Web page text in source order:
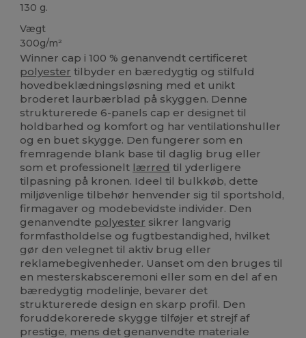
130 g.
Vægt
300g/m²
Winner cap i 100 % genanvendt certificeret
polyester tilbyder en bæredygtig og stilfuld
hovedbeklædningsløsning med et unikt
broderet laurbærblad på skyggen. Denne
strukturerede 6-panels cap er designet til
holdbarhed og komfort og har ventilationshuller
og en buet skygge. Den fungerer som en
fremragende blank base til daglig brug eller
som et professionelt lærred til yderligere
tilpasning på kronen. Ideel til bulkkøb, dette
miljøvenlige tilbehør henvender sig til sportshold,
firmagaver og modebevidste individer. Den
genanvendte polyester sikrer langvarig
formfastholdelse og fugtbestandighed, hvilket
gør den velegnet til aktiv brug eller
reklamebegivenheder. Uanset om den bruges til
en mesterskabsceremoni eller som en del af en
bæredygtig modelinje, bevarer det
strukturerede design en skarp profil. Den
foruddekorerede skygge tilføjer et strejf af
prestige, mens det genanvendte materiale